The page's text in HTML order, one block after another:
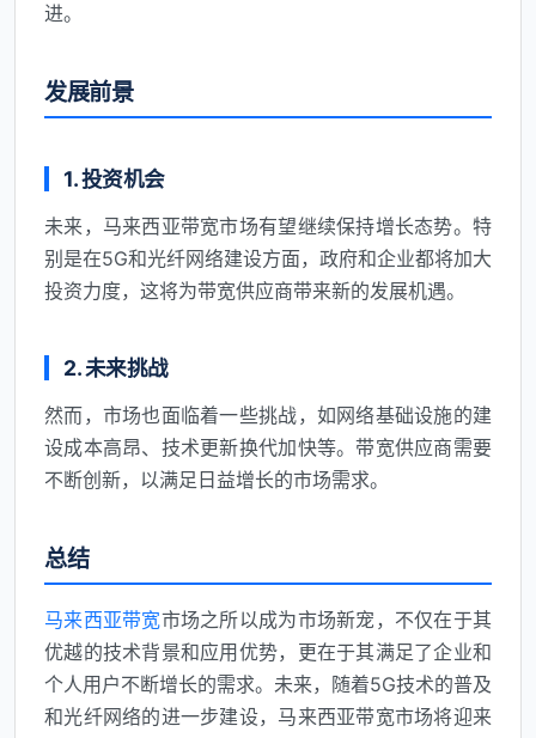
进。
发展前景
1. 投资机会
未来，马来西亚带宽市场有望继续保持增长态势。特
别是在5G和光纤网络建设方面，政府和企业都将加大
投资力度，这将为带宽供应商带来新的发展机遇。
2. 未来挑战
然而，市场也面临着一些挑战，如网络基础设施的建
设成本高昂、技术更新换代加快等。带宽供应商需要
不断创新，以满足日益增长的市场需求。
总结
马来西亚带宽市场之所以成为市场新宠，不仅在于其
优越的技术背景和应用优势，更在于其满足了企业和
个人用户不断增长的需求。未来，随着5G技术的普及
和光纤网络的进一步建设，马来西亚带宽市场将迎来